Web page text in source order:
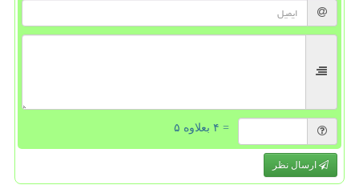
= ۴ بعلاوه ۵
ارسال نظر